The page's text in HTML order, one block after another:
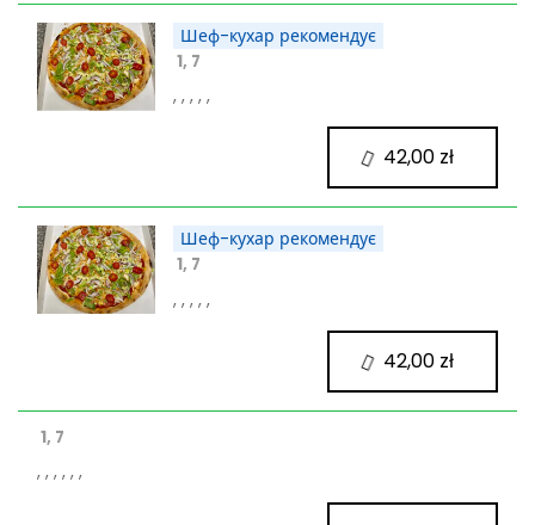
Шеф-кухар рекомендує
1, 7
, , , , ,
Шеф-кухар рекомендує
1, 7
, , , , ,
1, 7
, , , , , ,